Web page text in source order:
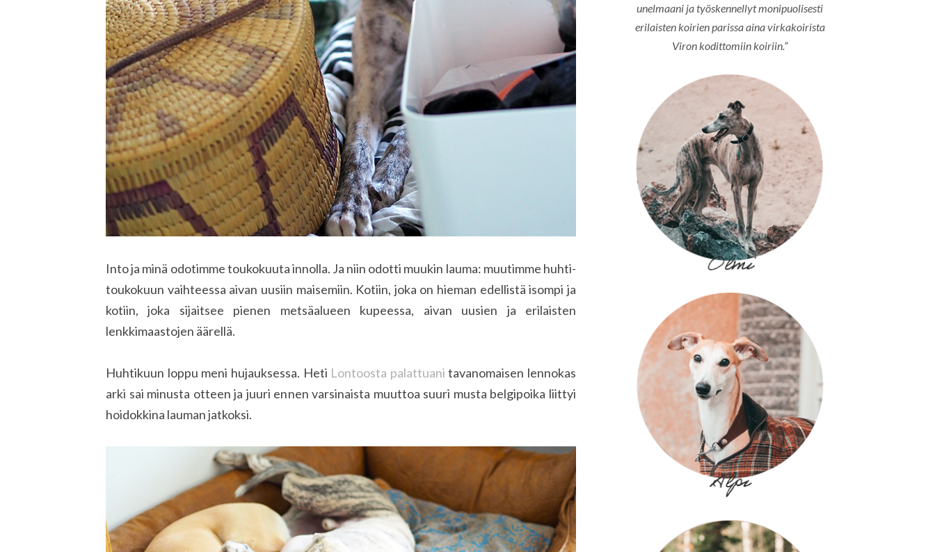
Into ja minä odotimme toukokuuta innolla. Ja niin odotti muukin lauma: muutimme huhti-
toukokuun vaihteessa aivan uusiin maisemiin. Kotiin, joka on hieman edellistä isompi ja
kotiin, joka sijaitsee pienen metsäalueen kupeessa, aivan uusien ja erilaisten
lenkkimaastojen äärellä.
Huhtikuun loppu meni hujauksessa. Heti Lontoosta palattuani tavanomaisen lennokas
arki sai minusta otteen ja juuri ennen varsinaista muuttoa suuri musta belgipoika liittyi
hoidokkina lauman jatkoksi.
unelmaani ja työskennellyt monipuolisesti
erilaisten koirien parissa aina virkakoirista
Viron kodittomiin koiriin.”